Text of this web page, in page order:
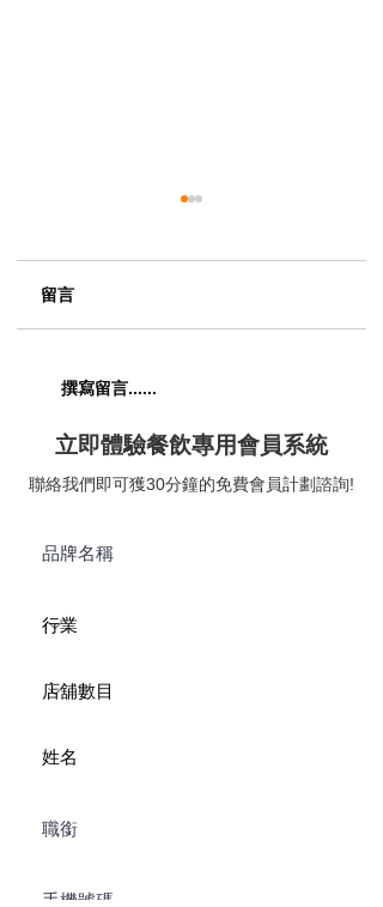
【五匠六釜｜七滋八味
喚醒五臟六腑】😋
留言
撰寫留言......
立即體驗餐飲專用會員系統
聯絡我們即可獲30分鐘的免費會員計劃諮詢!